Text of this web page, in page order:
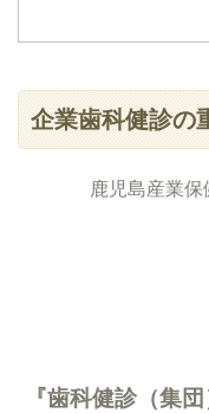
企業歯科健診の
鹿児島産業
『歯科健診（集